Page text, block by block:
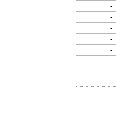
-
-
-
-
-